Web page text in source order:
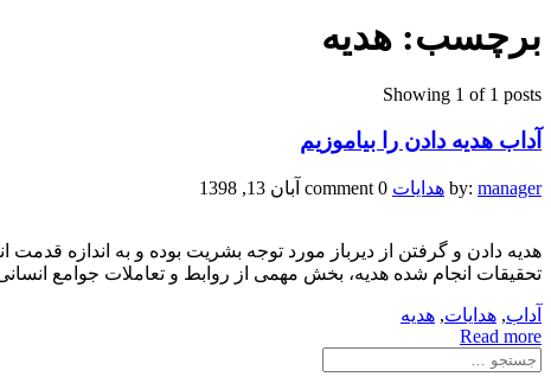
برچسب: هدیه
Showing 1 of 1 posts
آداب هدیه دادن را بیاموزیم
by: manager هدایات 0 comment آبان 13, 1398
هدیه دادن و گرفتن از دیرباز مورد توجه بشریت بوده و به اندازه
تحقیقات انجام شده هدیه، بخش مهمی از روابط و تعاملات جوامع انسانی
آداب, هدایات, هدیه
Read more
جستجو